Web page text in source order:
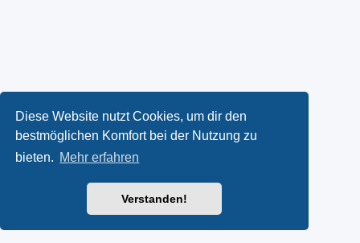
Diese Website nutzt Cookies, um dir den
bestmöglichen Komfort bei der Nutzung zu
bieten. Mehr erfahren
Verstanden!